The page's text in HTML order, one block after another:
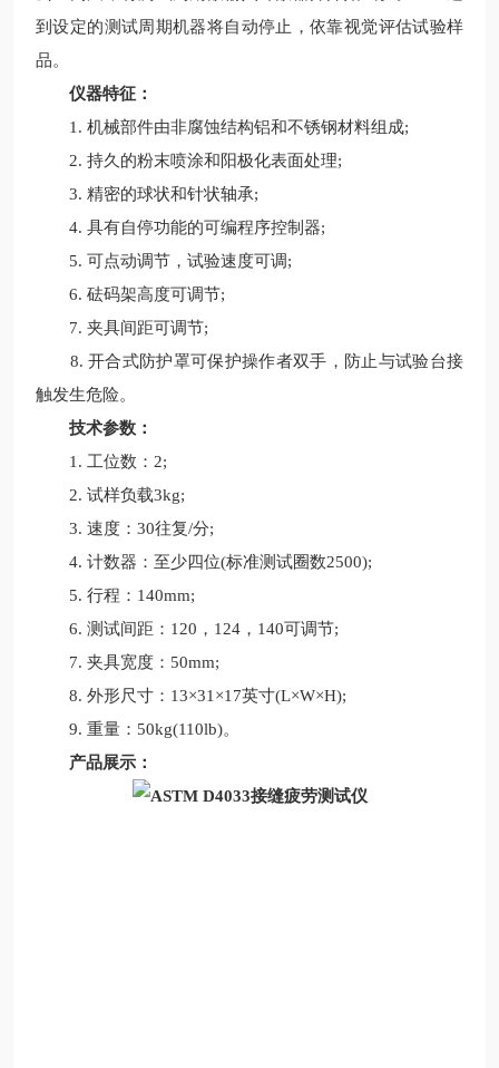
到设定的测试周期机器将自动停止，依靠视觉评估试验样
品。
仪器特征：
1. 机械部件由非腐蚀结构铝和不锈钢材料组成;
2. 持久的粉末喷涂和阳极化表面处理;
3. 精密的球状和针状轴承;
4. 具有自停功能的可编程序控制器;
5. 可点动调节，试验速度可调;
6. 砝码架高度可调节;
7. 夹具间距可调节;
8. 开合式防护罩可保护操作者双手，防止与试验台接
触发生危险。
技术参数：
1. 工位数：2;
2. 试样负载3kg;
3. 速度：30往复/分;
4. 计数器：至少四位(标准测试圈数2500);
5. 行程：140mm;
6. 测试间距：120，124，140可调节;
7. 夹具宽度：50mm;
8. 外形尺寸：13×31×17英寸(L×W×H);
9. 重量：50kg(110lb)。
产品展示：